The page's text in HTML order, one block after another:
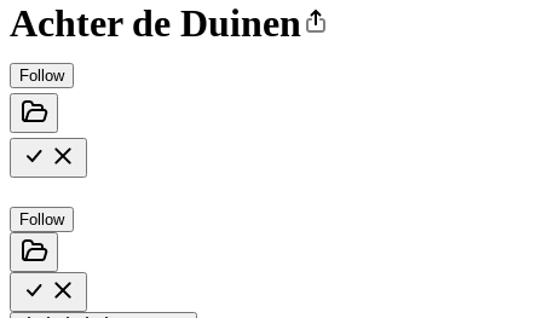
Achter de Duinen
Follow
Follow